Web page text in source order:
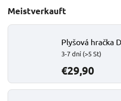
Meistverkauft
Plyšová hračka
3-7 dní (>5 St)
€29,90